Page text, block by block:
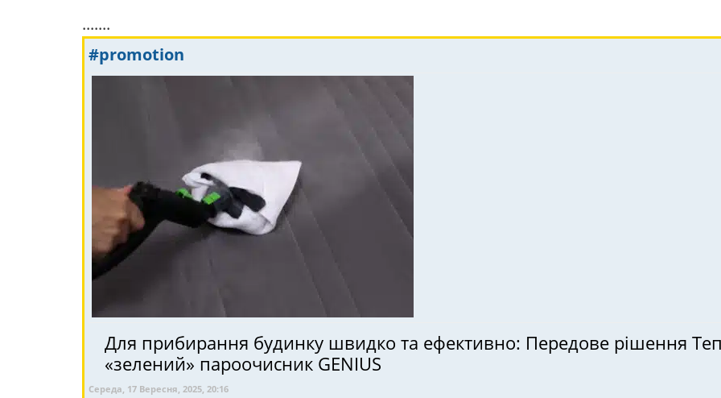
.......
#promotion
Для прибирання будинку швидко та ефективно: Передове рішення
«зелений» пароочисник GENIUS
Середа, 17 Вересня, 2025, 20:16